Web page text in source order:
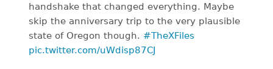
handshake that changed everything. Maybe
skip the anniversary trip to the very plausible
state of Oregon though. #TheXFiles
pic.twitter.com/uWdisp87CJ